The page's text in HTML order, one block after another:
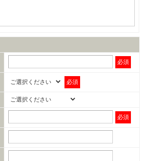
必須
必須
必須